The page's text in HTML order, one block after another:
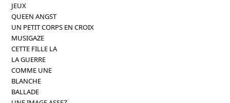
JEUX
QUEEN ANGST
UN PETIT CORPS EN CROIX
MUSIGAZE
CETTE FILLE LA
LA GUERRE
COMME UNE
BLANCHE
BALLADE